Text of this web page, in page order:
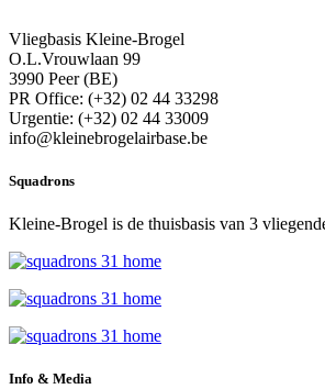
Vliegbasis Kleine-Brogel
O.L.Vrouwlaan 99
3990 Peer (BE)
PR Office: (+32) 02 44 33298
Urgentie: (+32) 02 44 33009
info@kleinebrogelairbase.be
Squadrons
Kleine-Brogel is de thuisbasis van 3
Info & Media